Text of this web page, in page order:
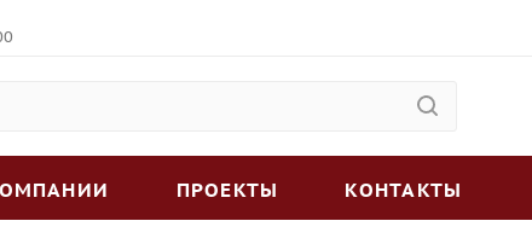
ПРОЕКТЫ КОНТАКТЫ